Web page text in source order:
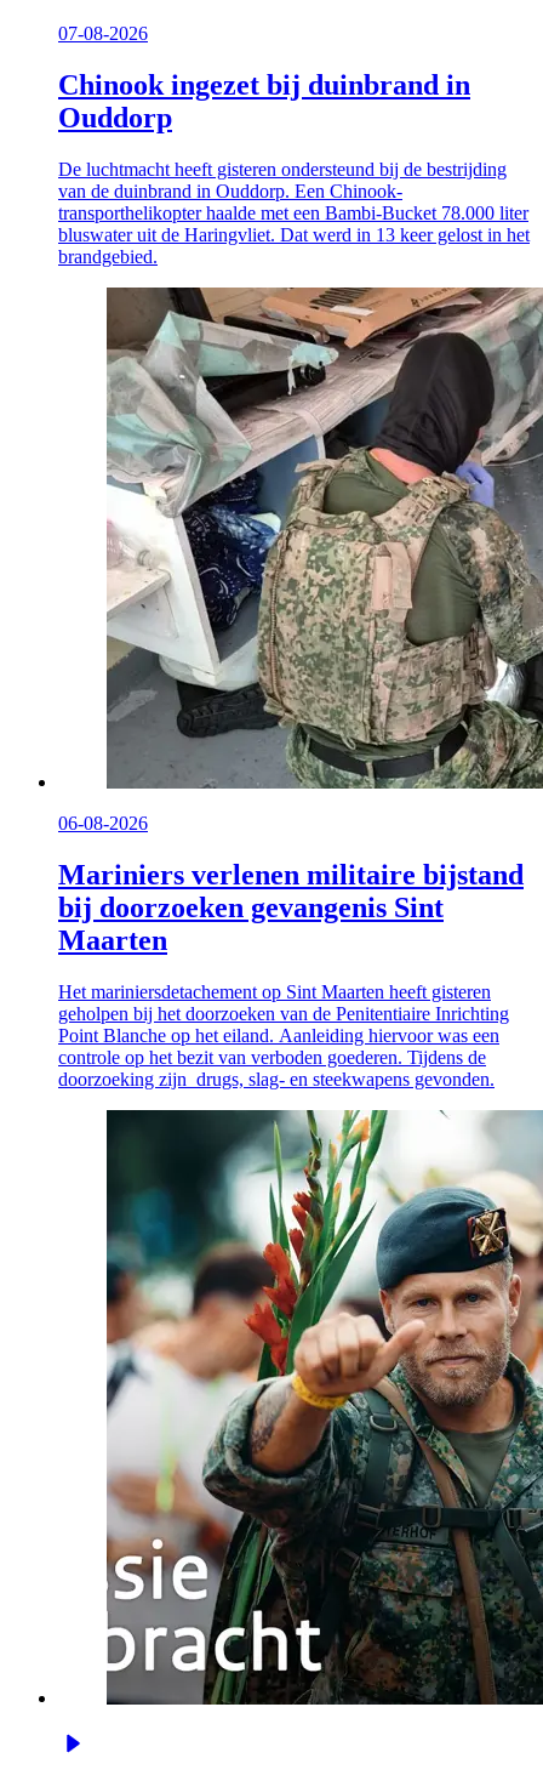
07-08-2026
Chinook ingezet bij duinbrand in
Ouddorp
De luchtmacht heeft gisteren ondersteund bij de bestrijding
van de duinbrand in Ouddorp. Een Chinook-
transporthelikopter haalde met een Bambi-Bucket 78.000 liter
bluswater uit de Haringvliet. Dat werd in 13 keer gelost in het
brandgebied.
06-08-2026
Mariniers verlenen militaire bijstand
bij doorzoeken gevangenis Sint
Maarten
Het mariniersdetachement op Sint Maarten heeft gisteren
geholpen bij het doorzoeken van de Penitentiaire Inrichting
Point Blanche op het eiland. Aanleiding hiervoor was een
controle op het bezit van verboden goederen. Tijdens de
doorzoeking zijn drugs, slag- en steekwapens gevonden.